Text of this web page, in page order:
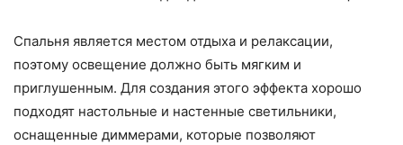
Спальня является местом отдыха и релаксации,
поэтому освещение должно быть мягким и
приглушенным. Для создания этого эффекта хорошо
подходят настольные и настенные светильники,
оснащенные диммерами, которые позволяют